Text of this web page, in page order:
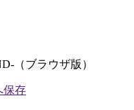
（ブラウザ版）